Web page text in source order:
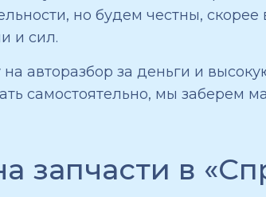
но будем честны,
и сил.
авторазбор за деньги и
самостоятельно, мы
запчасти в